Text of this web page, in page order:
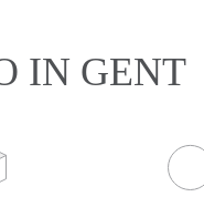
IN GENT